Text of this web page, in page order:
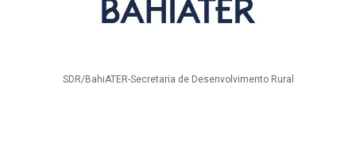
SDR/BahiATER-Secretaria de Desenvolvimento Rural